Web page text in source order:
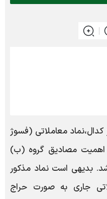
کدال،نماد معاملاتی (فسوژ
اهمیت مصادیق گروه (ب)
بدیهی است نماد مذکور
معاملاتی جاری به صورت حراج